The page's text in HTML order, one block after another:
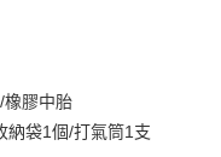
橡膠中胎
納袋1個/打氣筒1支